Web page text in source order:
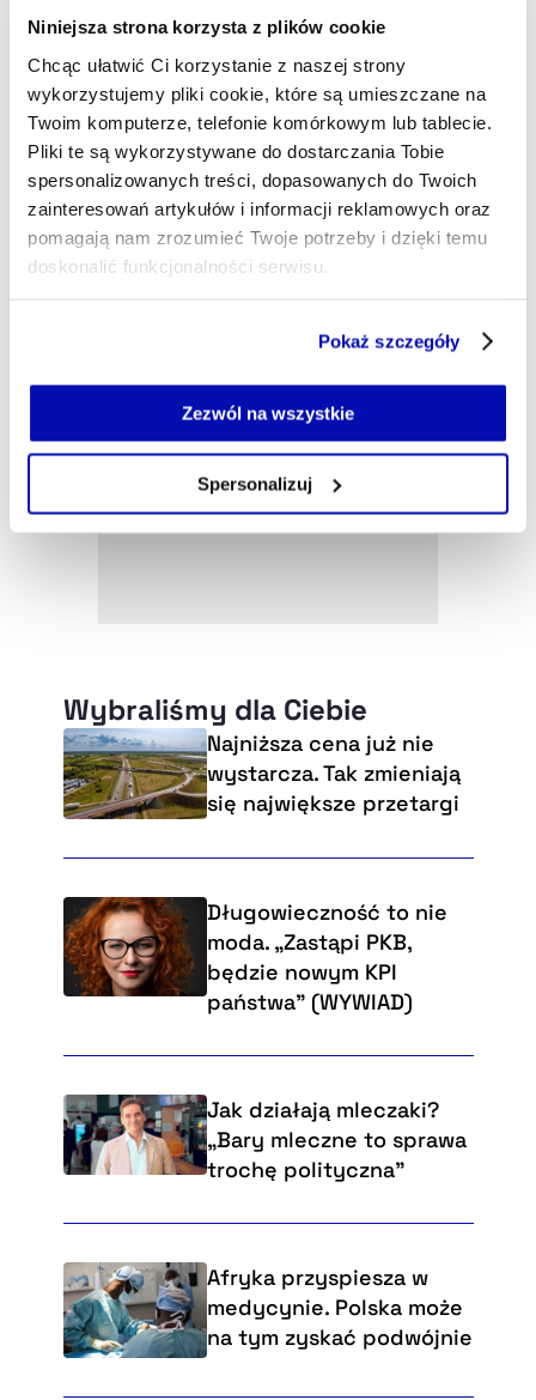
Niniejsza strona korzysta z plików cookie
Chcąc ułatwić Ci korzystanie z naszej strony
wykorzystujemy pliki cookie, które są umieszczane na
Twoim komputerze, telefonie komórkowym lub tablecie.
Pliki te są wykorzystywane do dostarczania Tobie
spersonalizowanych treści, dopasowanych do Twoich
zainteresowań artykułów i informacji reklamowych oraz
pomagają nam zrozumieć Twoje potrzeby i dzięki temu
doskonalić funkcjonalności serwisu.
Jeżeli nie wyrażasz zgody na zapisywanie plików cookie,
możesz łatwo zarządzać swoimi uprawnieniami, np. we
własnej przeglądarce internetowej lub po wybraniu opcji
Pokaż szczegóły
Zezwól na wszystkie
Spersonalizuj
Wybraliśmy dla Ciebie
Najniższa cena już nie
wystarcza. Tak zmieniają
się największe przetargi
Długowieczność to nie
moda. „Zastąpi PKB,
będzie nowym KPI
państwa” (WYWIAD)
Jak działają mleczaki?
„Bary mleczne to sprawa
trochę polityczna”
Afryka przyspiesza w
medycynie. Polska może
na tym zyskać podwójnie
naczelnego portalu Obserwator Finansowy. Przez
raportów w 300Gospodarka gdzie publikowałam
przekrojowe rozmowy z ekspertami z bardzo wielu
dziedzin. Żegluję - życie na wietrze i wodzie, dając
ogrom radości, uczy jednocześnie dyscypliny i
pokory.
katarzyna.mokrzycka@xyz.pl